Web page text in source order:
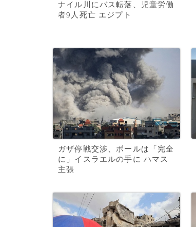
ナイル川にバス転落、児童労働
者9人死亡 エジプト
ガザ停戦交渉、ボールは「完全
に」イスラエルの手に ハマス
主張